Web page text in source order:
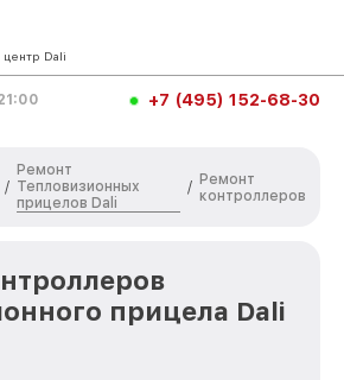
Dali
+7 (495) 152-68-30
/
Ремонт
Тепловизионных
прицелов Dali
/ Ремонт
контроллеров
прицела Dali